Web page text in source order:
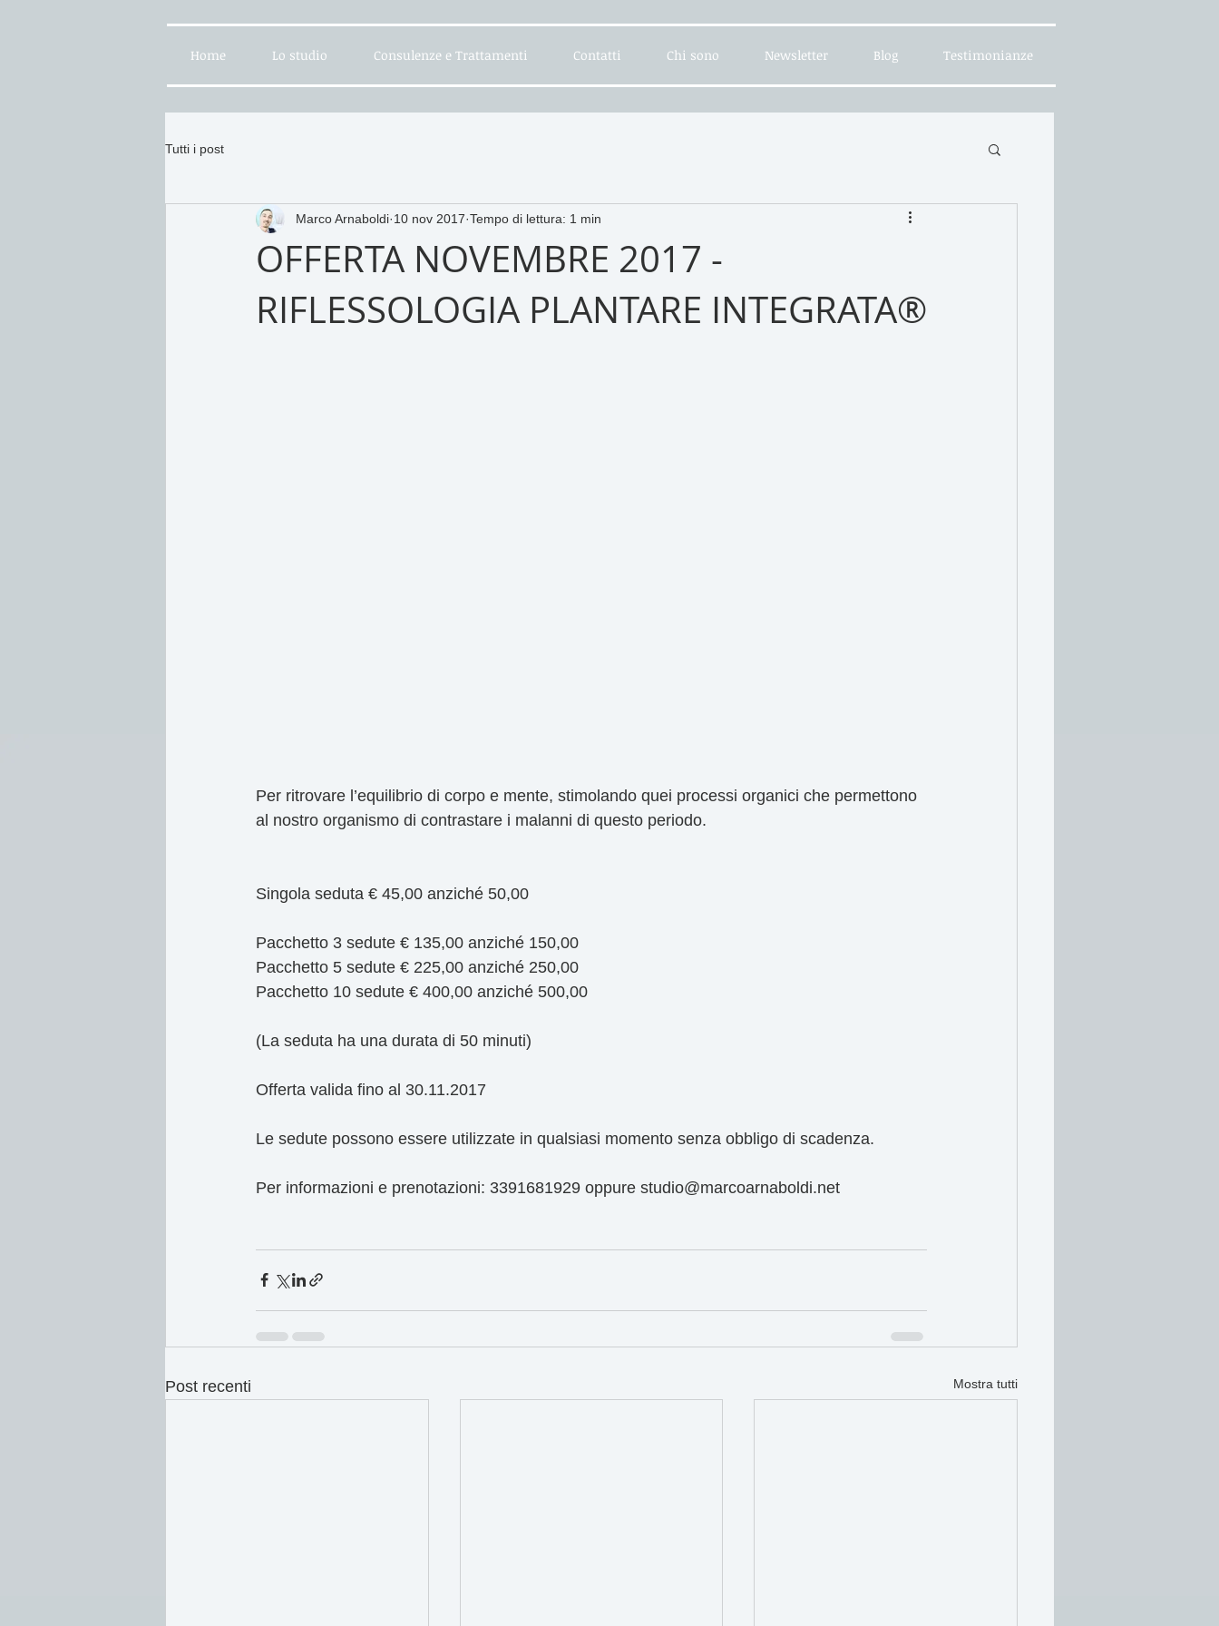
Home Lo studio Consulenze e Trattamenti Contatti Chi sono Newsletter Blog Testimonianze
Tutti i post
OFFERTA NOVEMBRE 2017 -
RIFLESSOLOGIA PLANTARE INTEGRATA®
Marco Arnaboldi 10 nov 2017 Tempo di lettura: 1 min
Per ritrovare l’equilibrio di corpo e mente, stimolando quei processi organici che permettono
al nostro organismo di contrastare i malanni di questo periodo.
Singola seduta € 45,00 anziché 50,00
Pacchetto 3 sedute € 135,00 anziché 150,00
Pacchetto 5 sedute € 225,00 anziché 250,00
Pacchetto 10 sedute € 400,00 anziché 500,00
(La seduta ha una durata di 50 minuti)
Offerta valida fino al 30.11.2017
Le sedute possono essere utilizzate in qualsiasi momento senza obbligo di scadenza.
Per informazioni e prenotazioni: 3391681929 oppure studio@marcoarnaboldi.net
Post recenti Mostra tutti